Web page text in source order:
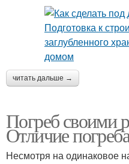
читать дальше →
Погреб своими
Отличие
Несмотря на одинаковое